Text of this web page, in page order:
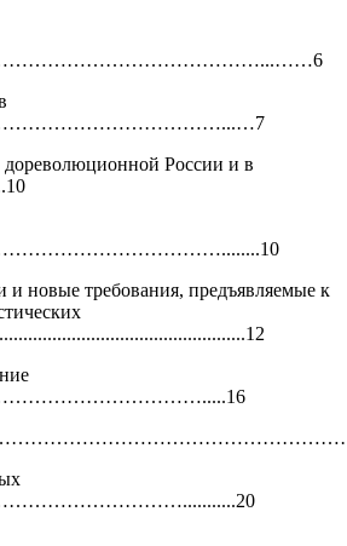
дореволюционной России и в
и новые требования, предъявляемые к